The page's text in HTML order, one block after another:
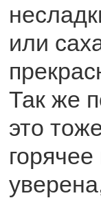
или
Так же
это